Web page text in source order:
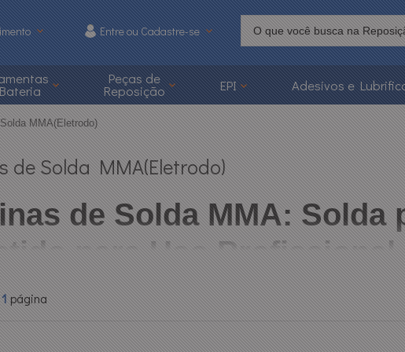
1215
(48) 3626-1215
Ajuda
Entre ou Cadastre-se
Peças de
Reposição EPI Adesivos e
MMA(Eletrodo)
de Solda MMA(Eletrodo)
de Solda MMA: Solda
para Uso
solda MMA,também conhecidas comosolda por eletrodo revestidoou
Indicadas para soldaraço carbono, ferro fundido, aço inox e ligas
energia e até em condições adversas, o que as torna indispensáveis em
1página